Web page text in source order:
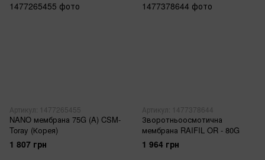
Артикул: 1477265455
NANO мембрана 75G (A) CSM-
Toray (Корея)
1 807 грн
Артикул: 1477378644
Зворотньоосмотична
мембрана RAIFIL OR - 80G
1 964 грн